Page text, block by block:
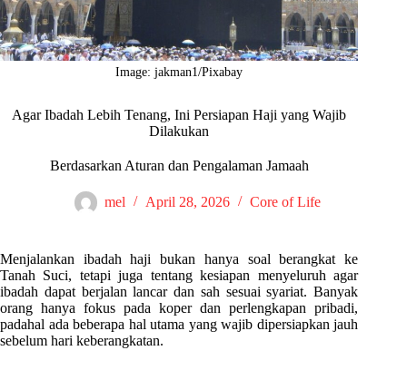
Image: jakman1/Pixabay
Agar Ibadah Lebih Tenang, Ini Persiapan Haji yang Wajib
Dilakukan
Berdasarkan Aturan dan Pengalaman Jamaah
mel April 28, 2026 Core of Life
Menjalankan ibadah haji bukan hanya soal berangkat ke
Tanah Suci, tetapi juga tentang kesiapan menyeluruh agar
ibadah dapat berjalan lancar dan sah sesuai syariat. Banyak
orang hanya fokus pada koper dan perlengkapan pribadi,
padahal ada beberapa hal utama yang wajib dipersiapkan jauh
sebelum hari keberangkatan.